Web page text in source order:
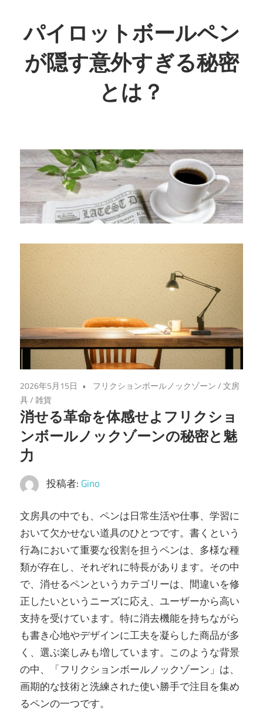
テ
ン
ツ
プ
パイロットボールペン
が隠す意外すぎる秘密
とは？
2026年5月15日 フリクションボールノックゾーン/文房
具/雑貨
消せる革命を体感せよフリクショ
ンボールノックゾーンの秘密と魅
力
投稿者: Gino
文房具の中でも、ペンは日常生活や仕事、学習に
おいて欠かせない道具のひとつです。 書くという
行為において重要な役割を担うペンは、多様な種
類が存在し、それぞれに特長があります。その中
で、消せるペンというカテゴリーは、間違いを修
正したいというニーズに応え、ユーザーから高い
支持を受けています。特に消去機能を持ちながら
も書き心地やデザインに工夫を凝らした商品が多
く、選ぶ楽しみも増しています。このような背景
の中、「フリクションボールノックゾーン」は、
画期的な技術と洗練された使い勝手で注目を集め
るペンの一つです。